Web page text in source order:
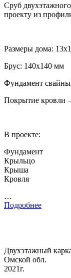
Сруб
проекту из
Размеры дома:
Брус: 140х140 мм
Фундамент
Покрытие кровли
В проекте:
Фундамент
Крыльцо
Крыша
Кровля
…
Подробнее
Двухэтажный
Омской обл.
2021г.